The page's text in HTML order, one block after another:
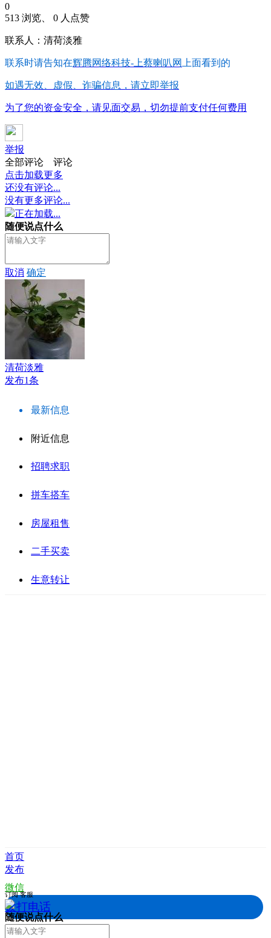
0
513 浏览、 0 人点赞
联系人：清荷淡雅
联系时请告知在辉腾网络科技-上蔡喇叭网 上面看到的
如遇无效、虚假、诈骗信息，请立即举报
为了您的资金安全，请见面交易，切勿提前支付任何费用
举报
全部评论
评论
点击加载更多
还没有评论...
没有更多评论...
正在加载...
随便说点什么
取消 确定
清荷淡雅
发布1条
最新信息
附近信息
招聘求职
拼车搭车
房屋租售
二手买卖
生意转让
首页
发布
微信
拨打电话
订阅 客服
随便说点什么